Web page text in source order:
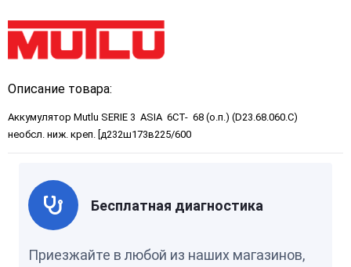
Описание товара:
Аккумулятор Mutlu SERIE 3 ASIA 6CT- 68 (о.п.) (D23.68.060.C)
необсл. ниж. креп. [д232ш173в225/600
Бесплатная диагностика
Приезжайте в любой из наших магазинов,